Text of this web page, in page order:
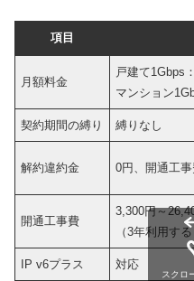
項目
月額料金
戸建て1Gbps
マンション
契約期間の縛り 縛りなし
解約違約金 0円、開通工
開通工事費
3,300円～
（3年利用す
IP v6プラス 対応
スクロ